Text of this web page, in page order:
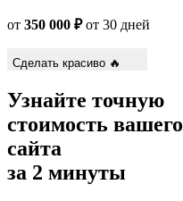
от 350 000 ₽от 30 дней
Сделать красиво 🔥
Узнайте точную
стоимость вашего
сайта
за 2 минуты